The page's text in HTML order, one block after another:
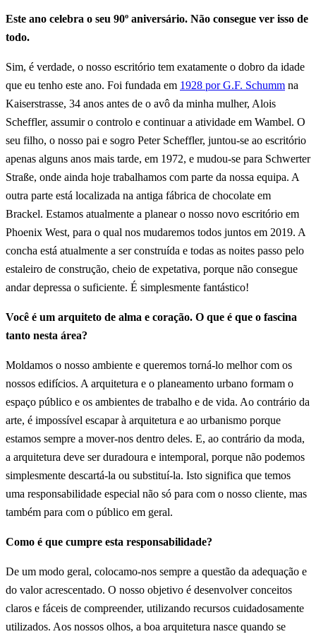
Este ano celebra o seu 90º aniversário. Não consegue ver isso de
todo.
Sim, é verdade, o nosso escritório tem exatamente o dobro da idade
que eu tenho este ano. Foi fundada em 1928 por G.F. Schumm na
Kaiserstrasse, 34 anos antes de o avô da minha mulher, Alois
Scheffler, assumir o controlo e continuar a atividade em Wambel. O
seu filho, o nosso pai e sogro Peter Scheffler, juntou-se ao escritório
apenas alguns anos mais tarde, em 1972, e mudou-se para Schwerter
Straße, onde ainda hoje trabalhamos com parte da nossa equipa. A
outra parte está localizada na antiga fábrica de chocolate em
Brackel. Estamos atualmente a planear o nosso novo escritório em
Phoenix West, para o qual nos mudaremos todos juntos em 2019. A
concha está atualmente a ser construída e todas as noites passo pelo
estaleiro de construção, cheio de expetativa, porque não consegue
andar depressa o suficiente. É simplesmente fantástico!
Você é um arquiteto de alma e coração. O que é que o fascina
tanto nesta área?
Moldamos o nosso ambiente e queremos torná-lo melhor com os
nossos edifícios. A arquitetura e o planeamento urbano formam o
espaço público e os ambientes de trabalho e de vida. Ao contrário da
arte, é impossível escapar à arquitetura e ao urbanismo porque
estamos sempre a mover-nos dentro deles. E, ao contrário da moda,
a arquitetura deve ser duradoura e intemporal, porque não podemos
simplesmente descartá-la ou substituí-la. Isto significa que temos
uma responsabilidade especial não só para com o nosso cliente, mas
também para com o público em geral.
Como é que cumpre esta responsabilidade?
De um modo geral, colocamo-nos sempre a questão da adequação e
do valor acrescentado. O nosso objetivo é desenvolver conceitos
claros e fáceis de compreender, utilizando recursos cuidadosamente
utilizados. Aos nossos olhos, a boa arquitetura nasce quando se